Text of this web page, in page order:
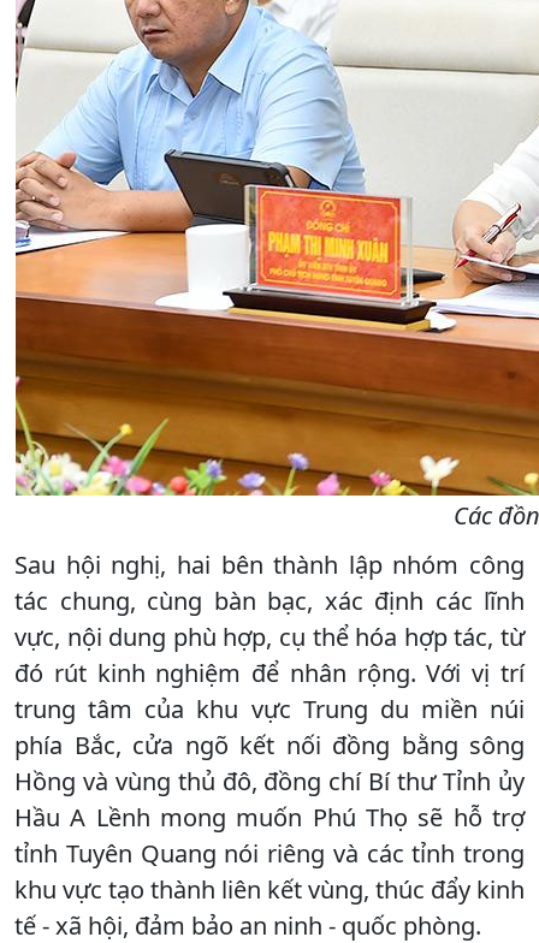
Các
Sau hội nghị, hai bên thành lập nhóm công
tác chung, cùng bàn bạc, xác định các lĩnh
vực, nội dung phù hợp, cụ thể hóa hợp tác, từ
đó rút kinh nghiệm để nhân rộng. Với vị trí
trung tâm của khu vực Trung du miền núi
phía Bắc, cửa ngõ kết nối đồng bằng sông
Hồng và vùng thủ đô, đồng chí Bí thư Tỉnh ủy
Hầu A Lềnh mong muốn Phú Thọ sẽ hỗ trợ
tỉnh Tuyên Quang nói riêng và các tỉnh trong
khu vực tạo thành liên kết vùng, thúc đẩy kinh
tế - xã hội, đảm bảo an ninh - quốc phòng.